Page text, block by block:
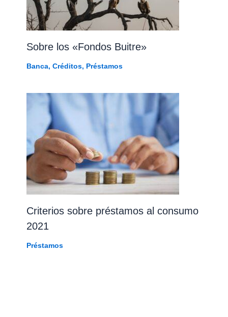
Sobre los «Fondos Buitre»
Banca, Créditos, Préstamos
Criterios sobre préstamos al consumo
2021
Préstamos